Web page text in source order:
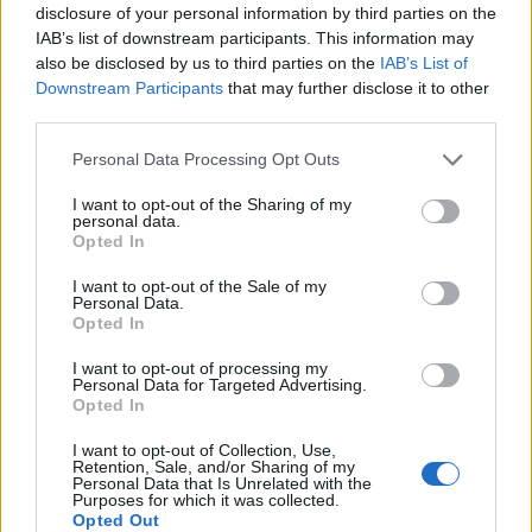
disclosure of your personal information by third parties on the
IAB’s list of downstream participants. This information may
also be disclosed by us to third parties on the IAB’s List of
Downstream Participants that may further disclose it to other
Personal Data Processing Opt Outs
I want to opt-out of the Sharing of my
personal data.
Opted In
I want to opt-out of the Sale of my
Personal Data.
Opted In
I want to opt-out of processing my
Personal Data for Targeted Advertising.
Opted In
I want to opt-out of Collection, Use,
Retention, Sale, and/or Sharing of my
Personal Data that Is Unrelated with the
Purposes for which it was collected.
Opted Out
mentalità è vincente”.
Sui tifosi allo stadio
consapevolezza di giocare in dodici perché
con 40 50 mila tifosi che ti spingono è tutto
più semplice. Con il pubblico è un altro sport
ma sappiamo che è un momento difficile e
Sull'infortunio
“Quest’anno sono stato fermo tre settimane:
prima lo stiramento e poi il covid queste